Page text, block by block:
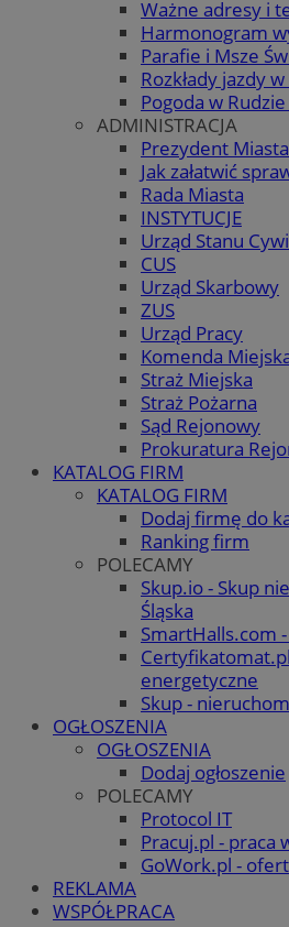
Ważne adresy i
Harmonogram
Parafie i Msze
Rozkłady jazdy
Pogoda w
ADMINISTRACJA
Prezydent Miasta
Jak załatwić
Rada Miasta
INSTYTUCJE
Urząd Stanu
CUS
Urząd Skarbowy
ZUS
Urząd Pracy
Komenda
Straż Miejska
Straż Pożarna
Sąd Rejonowy
Prokuratura
KATALOG FIRM
KATALOG FIRM
Dodaj firmę do
Ranking firm
POLECAMY
Skup.io - Skup
Śląska
SmartHalls.com
energetyczne
Skup -
OGŁOSZENIA
OGŁOSZENIA
Dodaj ogłoszenie
POLECAMY
Protocol IT
Pracuj.pl - praca
GoWork.pl -
REKLAMA
WSPÓŁPRACA